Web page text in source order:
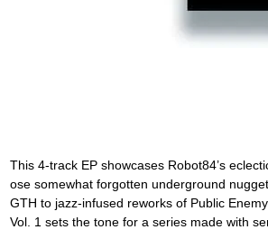
This 4-track EP showcases Robot84’s
ose somewhat forgotten underground
GTH to jazz-infused reworks of Public
Vol. 1 sets the tone for a series made with